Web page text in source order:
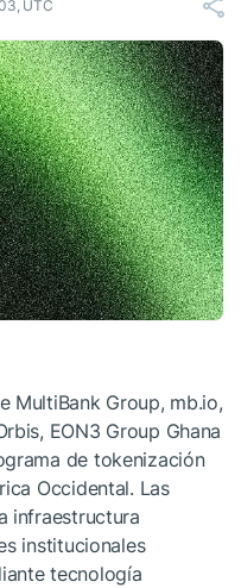
UTC
MultiBank Group, mb.io,
EON3 Group Ghana
de tokenización
Occidental. Las
infraestructura
institucionales
tecnología